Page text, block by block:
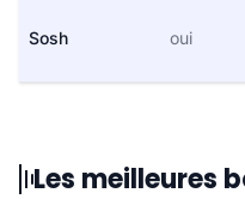
Sosh oui
Les meilleures